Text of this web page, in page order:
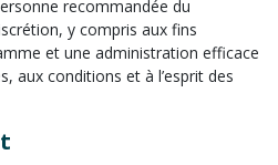
recommandée du
y compris aux fins
et une administration efficace
aux conditions et à l’esprit des